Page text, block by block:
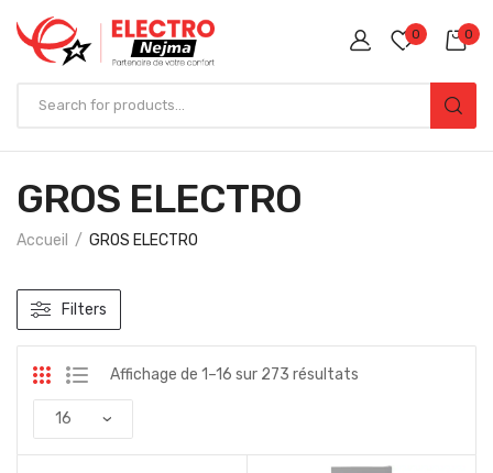
0 0
GROS ELECTRO
Accueil GROS ELECTRO
Filters
Affichage de 1–16 sur 273 résultats